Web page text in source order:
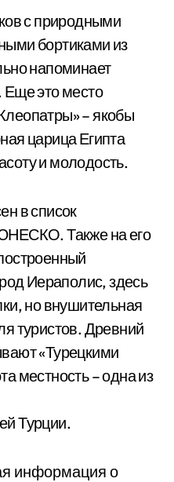
с природными
бортиками из
напоминает
Еще это место
– якобы
царица Египта
и молодость.
в список
Также на его
Иераполис, здесь
но внушительная
туристов. Древний
«Турецкими
местность – одна из
Турции.
информация о